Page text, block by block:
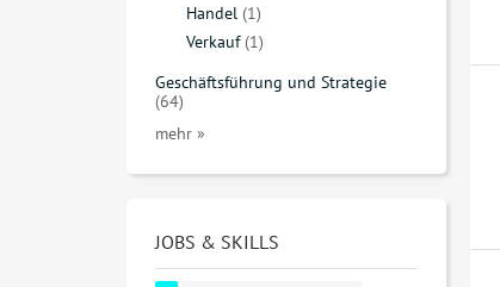
Handel (1)
Verkauf (1)
Geschäftsführung und Strategie
(64)
mehr »
JOBS & SKILLS